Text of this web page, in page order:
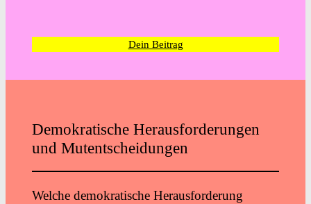
Dein Beitrag
Demokratische Herausforderungen
und Mutentscheidungen
Welche demokratische Herausforderung